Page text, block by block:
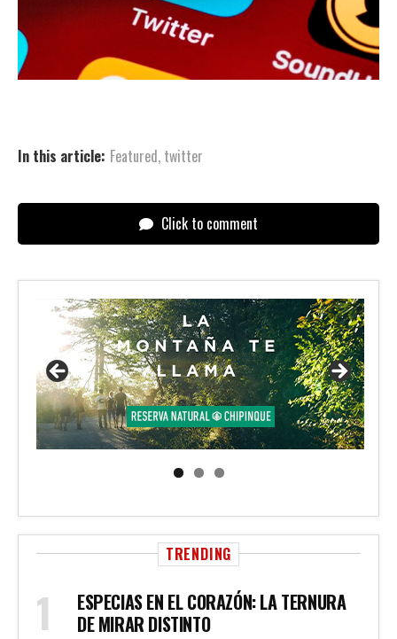
In this article: Featured, twitter
Click to comment
TRENDING
ESPECIAS EN EL CORAZÓN: LA TERNURA
DE MIRAR DISTINTO